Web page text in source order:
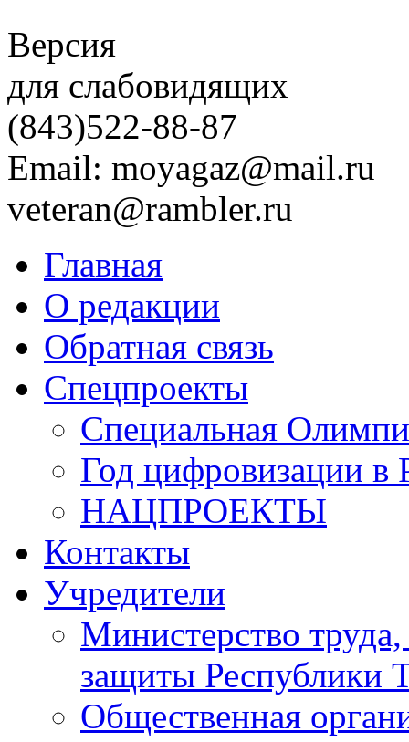
Версия
для слабовидящих
(843)522-88-87
Email: moyagaz@mail.ru
veteran@rambler.ru
Главная
О редакции
Обратная связь
Спецпроекты
Специальная
Год цифровизации в
НАЦПРОЕКТЫ
Контакты
Учредители
Министерство
защиты Республики
Общественная